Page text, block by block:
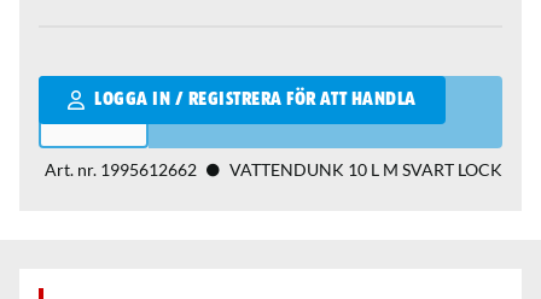
LOGGA IN / REGISTRERA FÖR ATT HANDLA
Qantity
Art. nr. 1995612662 VATTENDUNK 10 L M SVART LOCK